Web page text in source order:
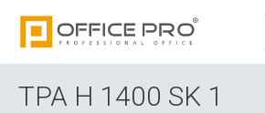
TPA H 1400 SK 1